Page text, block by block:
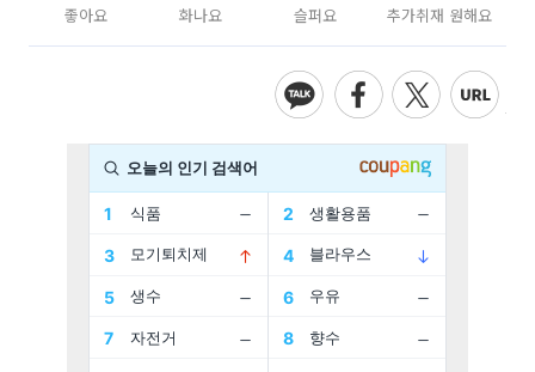
좋아요 화나요 슬퍼요 추가취재 원해요